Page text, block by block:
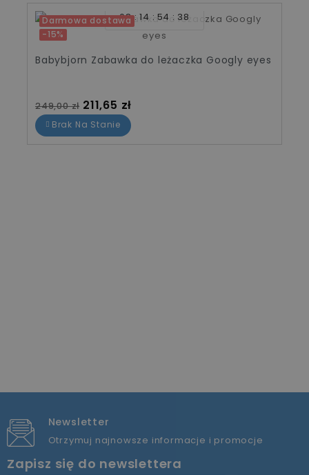
Darmowa dostawa
-15%
08 14 54 38
Babybjorn Zabawka do leżaczka Googly eyes
Cena standardowa
249,00 zł Cena
211,65 zł
Brak Na Stanie
Newsletter
Otrzymuj najnowsze informacje i promocje
Zapisz się do newslettera